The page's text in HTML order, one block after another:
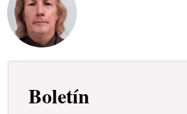
Boletín